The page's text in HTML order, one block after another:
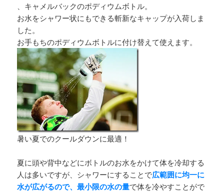
、キャメルバックのポディウムボトル。
お水をシャワー状にもできる斬新なキャップが入荷しま
した。
お手もちのポディウムボトルに付け替えて使えます。
暑い夏でのクールダウンに最適！
夏に頭や背中などにボトルのお水をかけて体を冷却する
人は多いですが、シャワーにすることで広範囲に均一に
水が広がるので、最小限の水の量で体を冷やすことがで